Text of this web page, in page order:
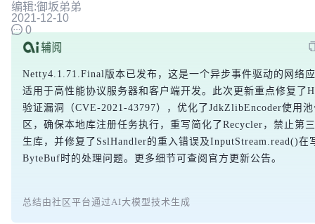
编辑:御坂弟弟
2021-12-10
0
Netty4.1.71.Final版本已发布，这是一个异步事件驱动的网络
适用于高性能协议服务器和客户端开发。此次更新重点修复了
验证漏洞（CVE-2021-43797），优化了JdkZlibEncoder使用
区，确保本地库注册任务执行，重写简化了Recycler，禁止第
生库，并修复了SslHandler的重入错误及InputStream.read()在
ByteBuf时的处理问题。更多细节可查阅官方更新公告。
总结由社区平台通过AI大模型技术生成